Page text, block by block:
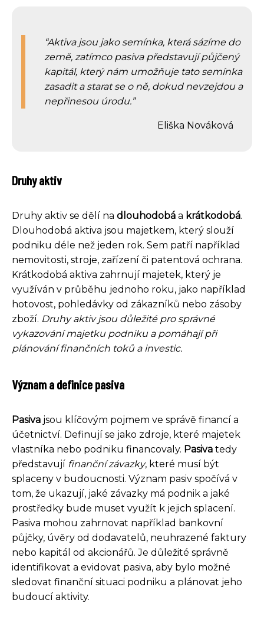
Aktiva jsou jako semínka, která sázíme do
země, zatímco pasiva představují půjčený
kapitál, který nám umožňuje tato semínka
zasadit a starat se o ně, dokud nevzejdou a
nepřinesou úrodu.
Eliška Nováková
Druhy aktiv
Druhy aktiv se dělí na dlouhodobá a krátkodobá.
Dlouhodobá aktiva jsou majetkem, který slouží
podniku déle než jeden rok. Sem patří například
nemovitosti, stroje, zařízení či patentová ochrana.
Krátkodobá aktiva zahrnují majetek, který je
využíván v průběhu jednoho roku, jako například
hotovost, pohledávky od zákazníků nebo zásoby
zboží. Druhy aktiv jsou důležité pro správné
vykazování majetku podniku a pomáhají při
plánování finančních toků a investic.
Význam a definice pasiva
Pasiva jsou klíčovým pojmem ve správě financí a
účetnictví. Definují se jako zdroje, které majetek
vlastníka nebo podniku financovaly. Pasiva tedy
představují finanční závazky, které musí být
splaceny v budoucnosti. Význam pasiv spočívá v
tom, že ukazují, jaké závazky má podnik a jaké
prostředky bude muset využít k jejich splacení.
Pasiva mohou zahrnovat například bankovní
půjčky, úvěry od dodavatelů, neuhrazené faktury
nebo kapitál od akcionářů. Je důležité správně
identifikovat a evidovat pasiva, aby bylo možné
sledovat finanční situaci podniku a plánovat jeho
budoucí aktivity.